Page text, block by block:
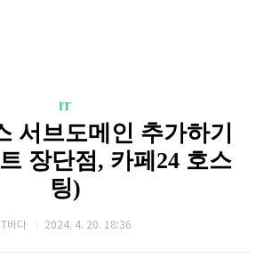
IT
서브도메인 추가하기
장단점, 카페24 호스
팅)
IT바다 2024. 4. 20. 18:36